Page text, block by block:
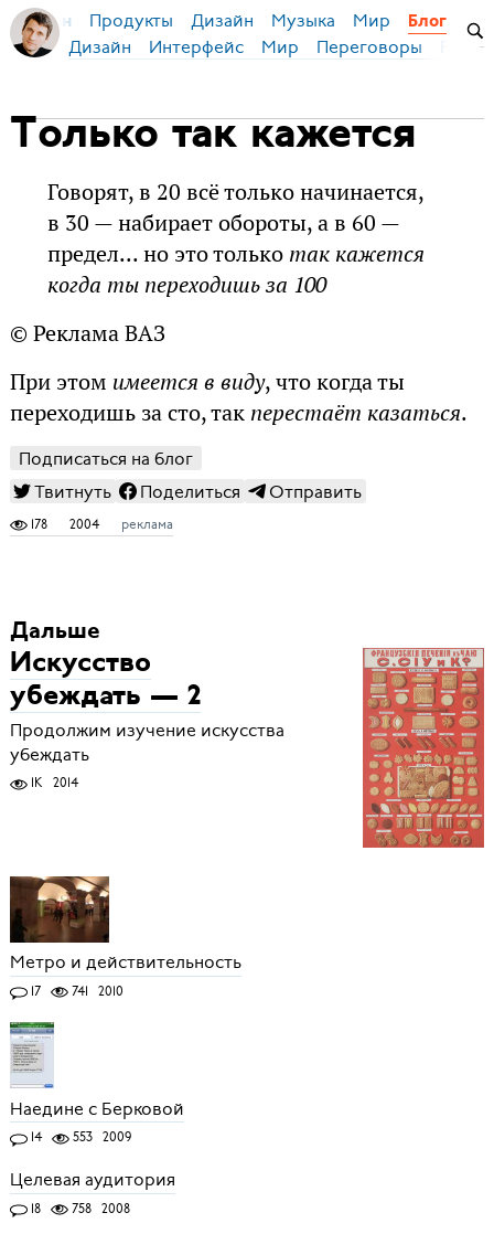
Бирман Продукты Дизайн Музыка Мир Блог
Дизайн Интерфейс Мир Переговоры
Только так кажется
Говорят, в 20 всё только начинается,
в 30 — набирает обороты, а в 60 —
предел... но это только так кажется
когда ты переходишь за 100
© Реклама ВАЗ
При этом имеется в виду, что когда ты
переходишь за сто, так перестаёт казаться.
Подписаться на блог
Твитнуть
Поделиться Отправить
178 2004 реклама
Дальше
Искусство
убеждать — 2
Продолжим изучение искусства
убеждать
1K 2014
Метро и действительность
17 741 2010
Наедине с Берковой
14 553 2009
Целевая аудитория
18 758 2008